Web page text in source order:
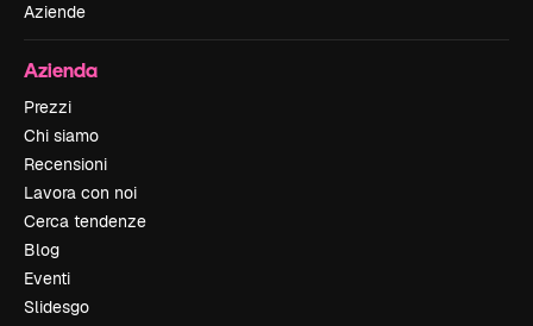
Aziende
Azienda
Prezzi
Chi siamo
Recensioni
Lavora con noi
Cerca tendenze
Blog
Eventi
Slidesgo